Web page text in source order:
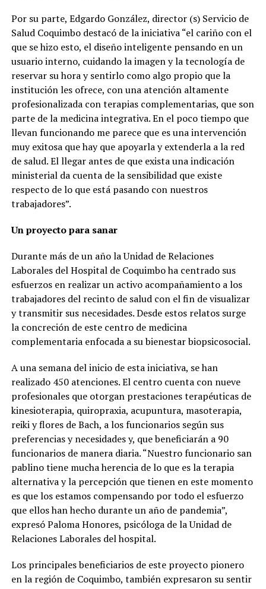
Por su parte, Edgardo González, director (s) Servicio de
Salud Coquimbo destacó de la iniciativa “el cariño con el
que se hizo esto, el diseño inteligente pensando en un
usuario interno, cuidando la imagen y la tecnología de
reservar su hora y sentirlo como algo propio que la
institución les ofrece, con una atención altamente
profesionalizada con terapias complementarias, que son
parte de la medicina integrativa. En el poco tiempo que
llevan funcionando me parece que es una intervención
muy exitosa que hay que apoyarla y extenderla a la red
de salud. El llegar antes de que exista una indicación
ministerial da cuenta de la sensibilidad que existe
respecto de lo que está pasando con nuestros
trabajadores”.
Un proyecto para sanar
Durante más de un año la Unidad de Relaciones
Laborales del Hospital de Coquimbo ha centrado sus
esfuerzos en realizar un activo acompañamiento a los
trabajadores del recinto de salud con el fin de visualizar
y transmitir sus necesidades. Desde estos relatos surge
la concreción de este centro de medicina
complementaria enfocada a su bienestar biopsicosocial.
A una semana del inicio de esta iniciativa, se han
realizado 450 atenciones. El centro cuenta con nueve
profesionales que otorgan prestaciones terapéuticas de
kinesioterapia, quiropraxia, acupuntura, masoterapia,
reiki y flores de Bach, a los funcionarios según sus
preferencias y necesidades y, que beneficiarán a 90
funcionarios de manera diaria. “Nuestro funcionario san
pablino tiene mucha herencia de lo que es la terapia
alternativa y la percepción que tienen en este momento
es que los estamos compensando por todo el esfuerzo
que ellos han hecho durante un año de pandemia”,
expresó Paloma Honores, psicóloga de la Unidad de
Relaciones Laborales del hospital.
Los principales beneficiarios de este proyecto pionero
en la región de Coquimbo, también expresaron su sentir